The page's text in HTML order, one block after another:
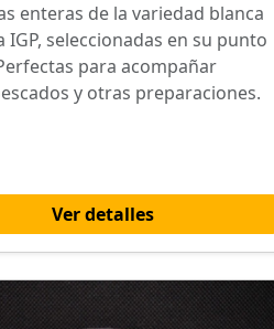
enteras de la variedad blanca
IGP, seleccionadas en su punto
para acompañar
y otras preparaciones.
Ver detalles